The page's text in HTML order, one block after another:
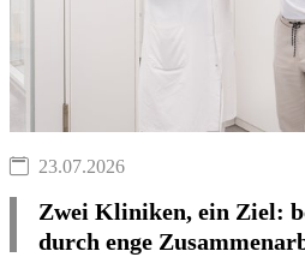
23.07.2026
Zwei Kliniken, ein Ziel:
durch enge